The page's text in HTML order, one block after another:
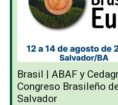
Brasil | ABAF y
Congreso Brasileño
Salvador